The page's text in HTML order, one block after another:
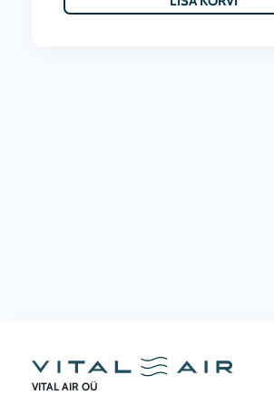
VITAL AIR OÜ